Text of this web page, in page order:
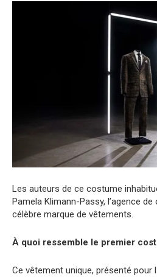
Les auteurs de ce costume
Pamela Klimann-Passy, l’agence
célèbre marque de vêtements.
À quoi ressemble le premier
Ce vêtement unique, présenté pour